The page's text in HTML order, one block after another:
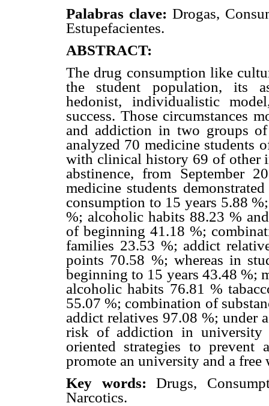
Palabras clave: Drogas,
Estupefacientes.
ABSTRACT:
The drug consumption like
the student population, its
hedonist, individualistic
success. Those circumstances
and addiction in two groups
analyzed 70 medicine students
with clinical history 69 of other
abstinence, from September
medicine students
consumption to 15 years 5.88
%; alcoholic habits 88.23 %
of beginning 41.18 %;
families 23.53 %; addict
points 70.58 %; whereas in
beginning to 15 years 43.48 %;
alcoholic habits 76.81 %
55.07 %; combination of
addict relatives 97.08 %; under
risk of addiction in university
oriented strategies to
promote an university and a
Key words:Drugs,
Narcotics.